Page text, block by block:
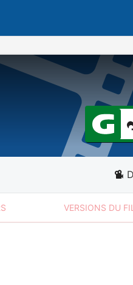
VERSIONS DU